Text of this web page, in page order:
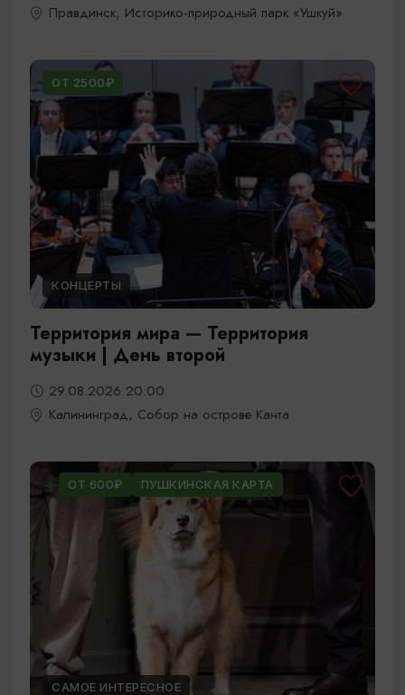
Правдинск, Историко-природный парк «Ушкуй»
ОТ 2500₽
КОНЦЕРТЫ
Территория мира — Территория
музыки | День второй
29.08.2026 20:00
Калининград, Собор на острове Канта
ОТ 600₽ ПУШКИНСКАЯ КАРТА
САМОЕ ИНТЕРЕСНОЕ